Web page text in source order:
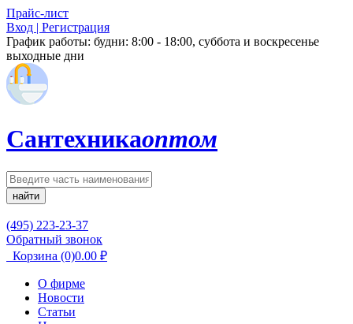
Прайс-лист
Вход | Регистрация
График работы: будни: 8:00 - 18:00, суббота и воскресенье
выходные дни
Сантехникаоптом
найти
(495) 223-23-37
Обратный звонок
Корзина (0)0.00 ₽
О фирме
Новости
Статьи